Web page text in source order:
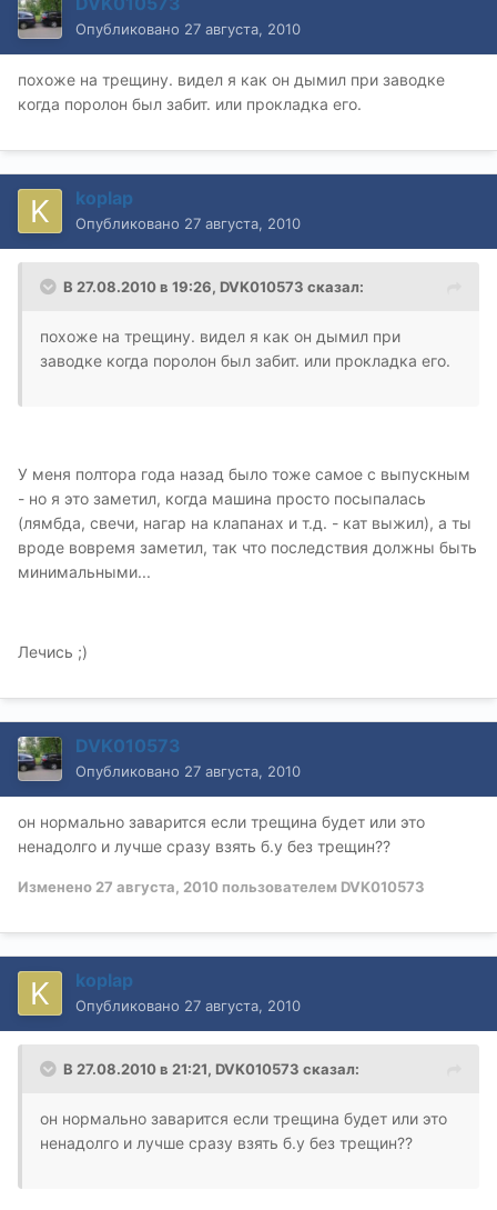
Опубликовано 27 августа, 2010
похоже на трещину. видел я как он дымил при заводке
когда поролон был забит. или прокладка его.
koplap
Опубликовано 27 августа, 2010
В 27.08.2010 в 19:26, DVK010573 сказал:
похоже на трещину. видел я как он дымил при
заводке когда поролон был забит. или прокладка его.
У меня полтора года назад было тоже самое с выпускным
- но я это заметил, когда машина просто посыпалась
(лямбда, свечи, нагар на клапанах и т.д. - кат выжил), а ты
вроде вовремя заметил, так что последствия должны быть
минимальными...
Лечись ;)
DVK010573
Опубликовано 27 августа, 2010
он нормально заварится если трещина будет или это
ненадолго и лучше сразу взять б.у без трещин??
Изменено 27 августа, 2010 пользователем DVK010573
koplap
Опубликовано 27 августа, 2010
В 27.08.2010 в 21:21, DVK010573 сказал:
он нормально заварится если трещина будет или это
ненадолго и лучше сразу взять б.у без трещин??